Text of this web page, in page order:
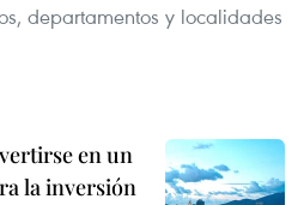
departamentos y localidades
en un
la inversión